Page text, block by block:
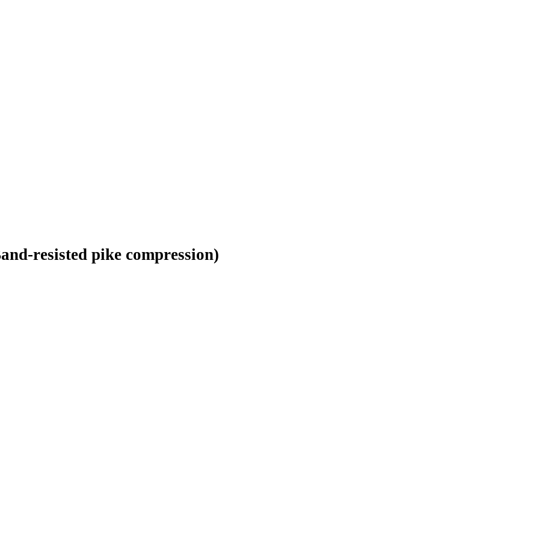
resisted pike compression)